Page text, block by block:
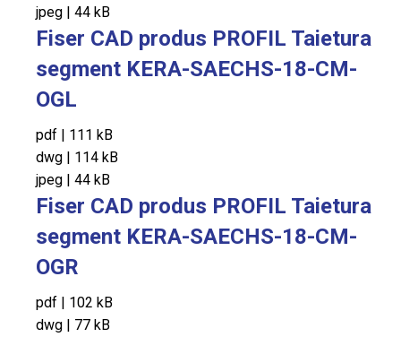
jpeg | 44 kB
Fiser CAD produs PROFIL Taietura
segment KERA-SAECHS-18-CM-
OGL
pdf | 111 kB
dwg | 114 kB
jpeg | 44 kB
Fiser CAD produs PROFIL Taietura
segment KERA-SAECHS-18-CM-
OGR
pdf | 102 kB
dwg | 77 kB